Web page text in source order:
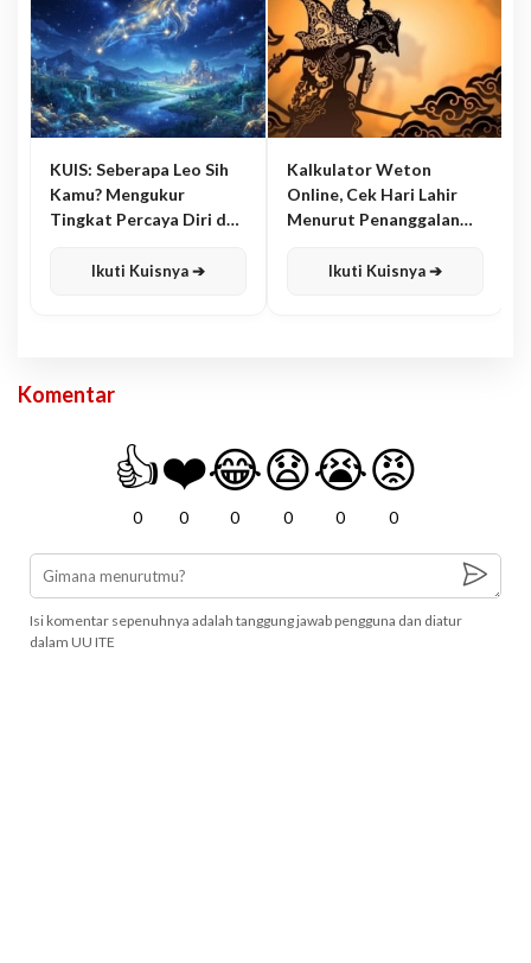
KUIS: Seberapa Leo Sih
Kamu? Mengukur
Tingkat Percaya Diri dan
Ikuti Kuisnya ➔
Kalkulator Weton
Online, Cek Hari Lahir
Menurut Penanggalan
Ikuti Kuisnya ➔
Komentar
👍
0
❤️
0
😂
0
😧
0
😭
0
😡
0
Isi komentar sepenuhnya adalah tanggung jawab pengguna dan diatur
dalam UU ITE